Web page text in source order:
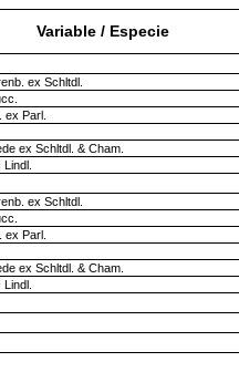
Variable / Especie
ex Schltdl.
Parl.
ex Schltdl. & Cham.
Lindl.
ex Schltdl.
Parl.
ex Schltdl. & Cham.
Lindl.